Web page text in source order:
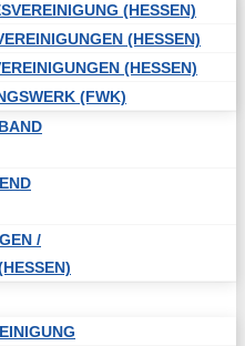
(HESSEN)
(HESSEN)
(HESSEN)
(FWK)
/